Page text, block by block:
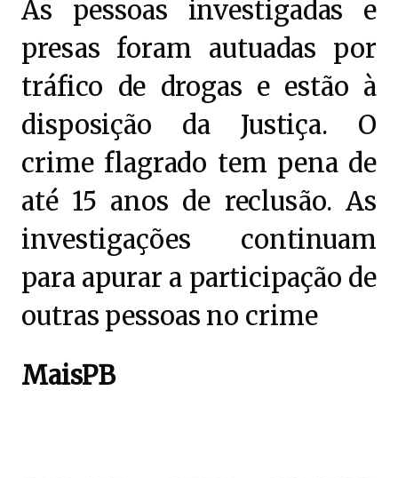
As pessoas investigadas e
presas foram autuadas por
tráfico de drogas e estão à
disposição da Justiça. O
crime flagrado tem pena de
até 15 anos de reclusão. As
investigações continuam
para apurar a participação de
outras pessoas no crime
MaisPB